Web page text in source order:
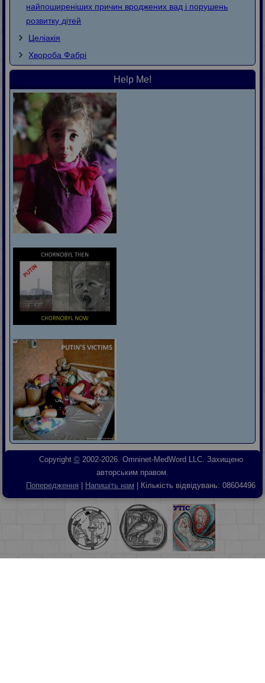
найпоширеніших причин вроджених вад і порушень
розвитку дітей
Целіакія
Хвороба Фaбpi
Help Me!
Copyright ©2002-2026. Omninet-MedWord LLC. Захищено
авторським правом.
Попередження
Напишіть нам | Кількість відвідувань: 08604496